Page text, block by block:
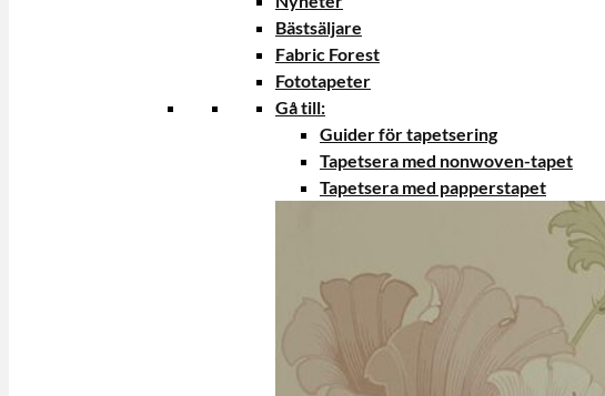
Bästsäljare
Fabric Forest
Fototapeter
Gå till:
Guider för tapetsering
Tapetsera med nonwoven-tapet
Tapetsera med papperstapet